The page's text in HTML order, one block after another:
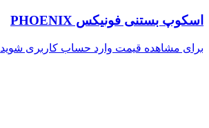
اسکوپ بستنی فونیکس PHOENIX
برای مشاهده قیمت وارد حساب کاربری شوید